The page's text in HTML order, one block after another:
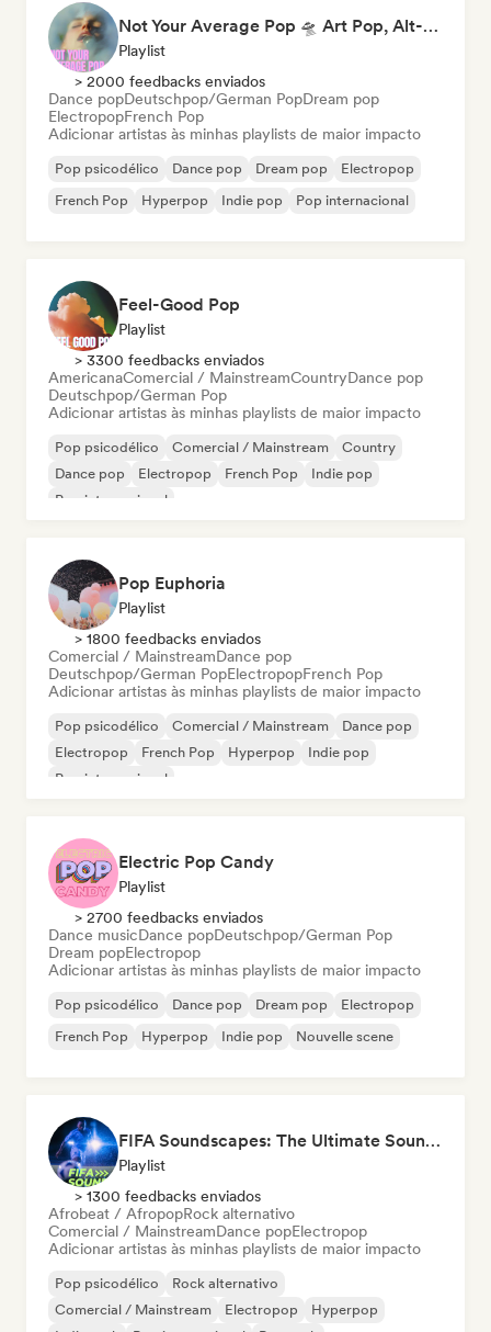
Not Your Average Pop 🛸 Art Pop, Alt-Pop & Indie Pop
Playlist
> 2000 feedbacks enviados
Dance popDeutschpop/German PopDream pop
ElectropopFrench Pop
Adicionar artistas às minhas playlists de maior impacto
Pop psicodélico Dance pop Dream pop
Electropop
French Pop
Hyperpop Indie pop Pop internacional
Feel-Good Pop
Playlist
> 3300 feedbacks enviados
AmericanaComercial / MainstreamCountryDance pop
Deutschpop/German Pop
Adicionar artistas às minhas playlists de maior impacto
Pop psicodélico Comercial / Mainstream
Country
Dance pop
Electropop French Pop
Indie pop
Pop internacional
Pop Euphoria
Playlist
> 1800 feedbacks enviados
Comercial / MainstreamDance pop
Deutschpop/German PopElectropopFrench Pop
Adicionar artistas às minhas playlists de maior impacto
Pop psicodélico Comercial / Mainstream
Dance pop
Electropop
French Pop Hyperpop
Indie pop
Pop internacional
Electric Pop Candy
Playlist
> 2700 feedbacks enviados
Dance musicDance popDeutschpop/German Pop
Dream popElectropop
Adicionar artistas às minhas playlists de maior impacto
Pop psicodélico Dance pop Dream pop
Electropop
French Pop
Hyperpop Indie pop Nouvelle scene
FIFA Soundscapes: The Ultimate Soundtrack ⚽️ Festival Indie, Electropop & Dance Anthems
Playlist
> 1300 feedbacks enviados
Afrobeat / AfropopRock alternativo
Comercial / MainstreamDance popElectropop
Adicionar artistas às minhas playlists de maior impacto
Pop psicodélico
Rock alternativo
Comercial / Mainstream
Electropop
Hyperpop